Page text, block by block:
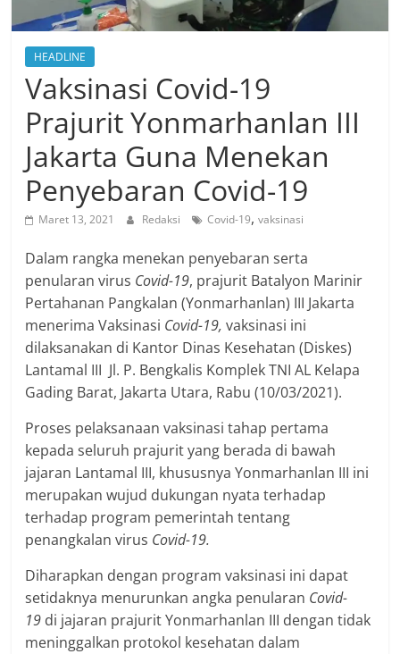
HEADLINE
Vaksinasi Covid-19
Prajurit Yonmarhanlan III
Jakarta Guna Menekan
Penyebaran Covid-19
Maret 13, 2021 Redaksi Covid-19,vaksinasi
Dalam rangka menekan penyebaran serta
penularan virus Covid-19, prajurit Batalyon Marinir
Pertahanan Pangkalan (Yonmarhanlan) III Jakarta
menerima Vaksinasi Covid-19, vaksinasi ini
dilaksanakan di Kantor Dinas Kesehatan (Diskes)
Lantamal III Jl. P. Bengkalis Komplek TNI AL Kelapa
Gading Barat, Jakarta Utara, Rabu (10/03/2021).
Proses pelaksanaan vaksinasi tahap pertama
kepada seluruh prajurit yang berada di bawah
jajaran Lantamal III, khususnya Yonmarhanlan III ini
merupakan wujud dukungan nyata terhadap
terhadap program pemerintah tentang
penangkalan virus Covid-19.
Diharapkan dengan program vaksinasi ini dapat
setidaknya menurunkan angka penularan Covid-
19 di jajaran prajurit Yonmarhanlan III dengan tidak
meninggalkan protokol kesehatan dalam